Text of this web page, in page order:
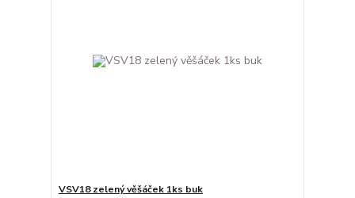
VSV18 zelený věšáček 1ks buk